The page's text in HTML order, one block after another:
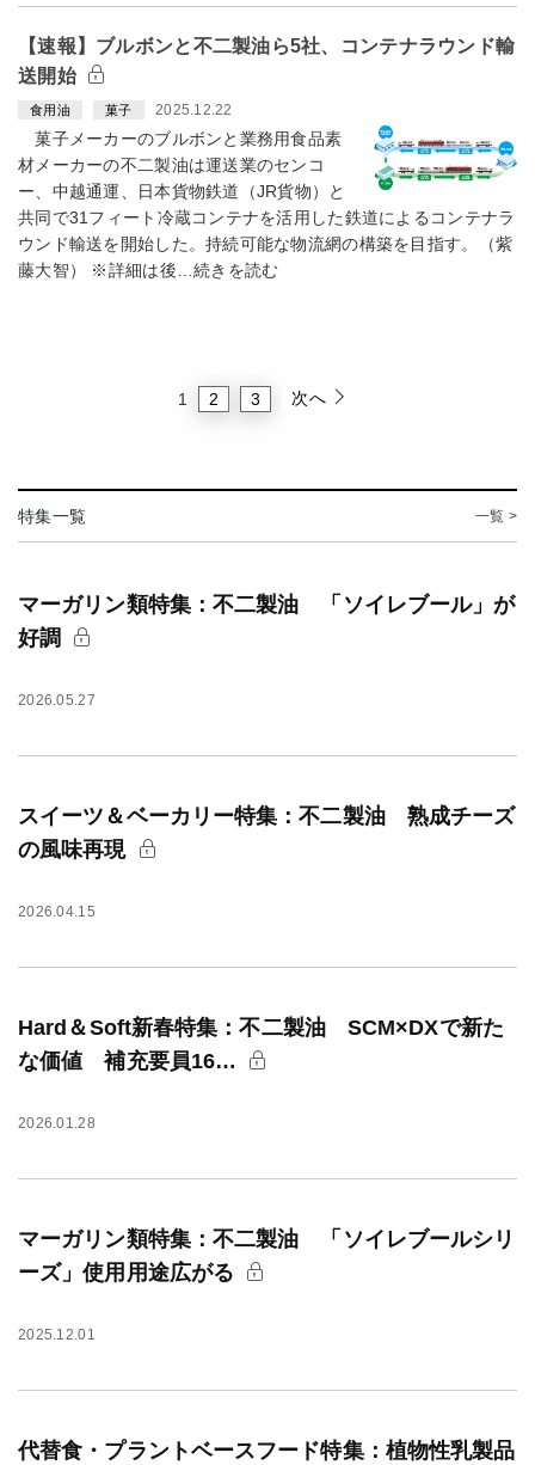
【速報】ブルボンと不二製油ら5社、コンテナラウンド輸
送開始
食用油 菓子 2025.12.22
菓子メーカーのブルボンと業務用食品素
材メーカーの不二製油は運送業のセンコ
ー、中越通運、日本貨物鉄道（JR貨物）と
共同で31フィート冷蔵コンテナを活用した鉄道によるコンテナラ
ウンド輸送を開始した。持続可能な物流網の構築を目指す。（紫
藤大智） ※詳細は後…続きを読む
1 2 3 次へ
特集一覧 一覧 >
マーガリン類特集：不二製油 「ソイレブール」が
好調
2026.05.27
スイーツ＆ベーカリー特集：不二製油 熟成チーズ
の風味再現
2026.04.15
Hard＆Soft新春特集：不二製油 SCM×DXで新た
な価値 補充要員16…
2026.01.28
マーガリン類特集：不二製油 「ソイレブールシリ
ーズ」使用用途広がる
2025.12.01
代替食・プラントベースフード特集：植物性乳製品